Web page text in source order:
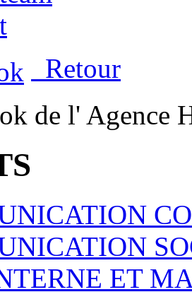
Retour
ET